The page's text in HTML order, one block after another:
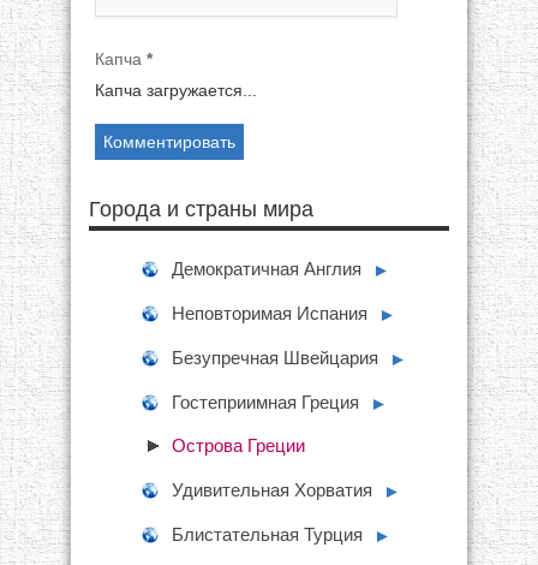
Капча *
Капча загружается...
Города и страны мира
Демократичная Англия ►
Неповторимая Испания ►
Безупречная Швейцария ►
Гостеприимная Греция ►
Острова Греции
Удивительная Хорватия ►
Блистательная Турция ►